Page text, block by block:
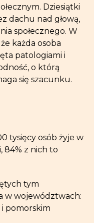
Dziesiątki
dachu nad głową,
społecznego. W
każda osoba
patologiami i
o którą
się szacunku.
tysięcy osób żyje w
84% z nich to
tym
w województwach:
i pomorskim